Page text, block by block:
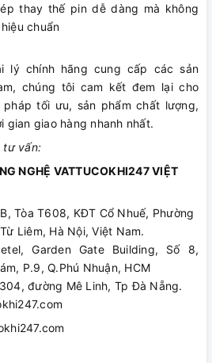
thay thế pin dễ dàng mà không
chuẩn
lý chính hãng cung cấp các sản
chúng tôi cam kết đem lại cho
tối ưu, sản phẩm chất lượng,
gian giao hàng nhanh nhất.
tư vấn:
NGHỆ VATTUCOKHI247 VIỆT
Tòa T608, KĐT Cổ Nhuế, Phường
Liêm, Hà Nội, Việt Nam.
Garden Gate Building, Số 8,
P.9, Q.Phú Nhuận, HCM
đường Mê Linh, Tp Đà Nẵng.